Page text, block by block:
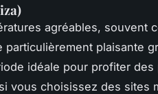
agréables, souvent
plaisante
idéale pour profiter des
vous choisissez des sites